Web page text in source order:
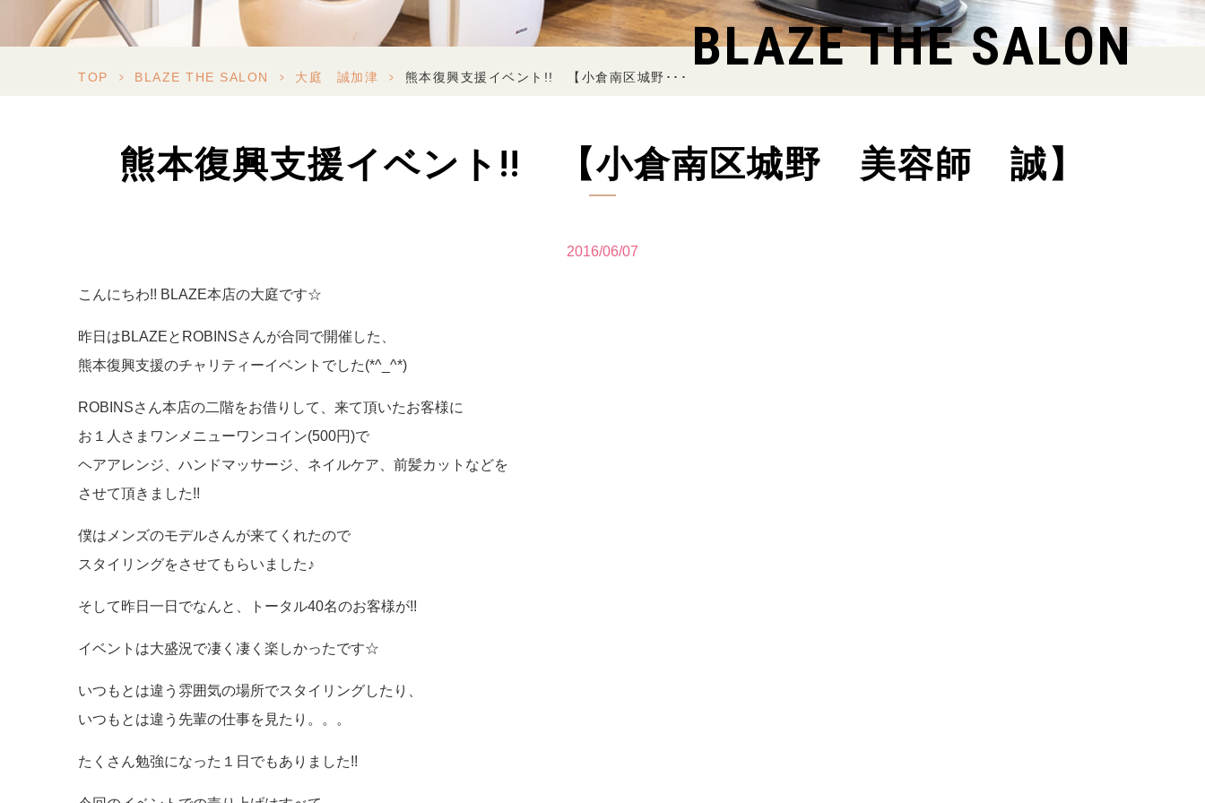
BLAZE THE SALON
TOP > BLAZE THE SALON > 大庭 誠加津 > 熊本復興支援イベント!! 【小倉南区城野･･･
熊本復興支援イベント!! 【小倉南区城野 美容師 誠】
2016/06/07
こんにちわ!! BLAZE本店の大庭です☆
昨日はBLAZEとROBINSさんが合同で開催した、
熊本復興支援のチャリティーイベントでした(*^_^*)
ROBINSさん本店の二階をお借りして、来て頂いたお客様に
お１人さまワンメニューワンコイン(500円)で
ヘアアレンジ、ハンドマッサージ、ネイルケア、前髪カットなどを
させて頂きました!!
僕はメンズのモデルさんが来てくれたので
スタイリングをさせてもらいました♪
そして昨日一日でなんと、トータル40名のお客様が!!
イベントは大盛況で凄く凄く楽しかったです☆
いつもとは違う雰囲気の場所でスタイリングしたり、
いつもとは違う先輩の仕事を見たり。。。
たくさん勉強になった１日でもありました!!